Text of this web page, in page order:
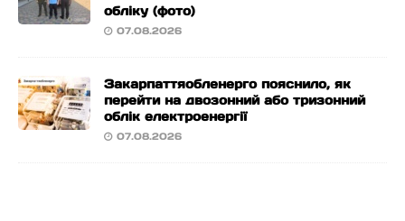
обліку (фото)
07.08.2026
Закарпаттяобленерго пояснило, як
перейти на двозонний або тризонний
облік електроенергії
07.08.2026